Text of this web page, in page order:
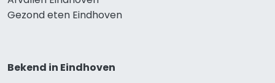
Gezond eten Eindhoven
Bekend in Eindhoven